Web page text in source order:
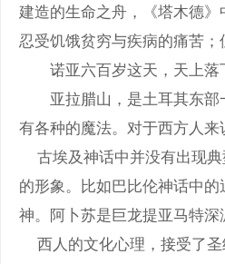
建造的生命之舟，《塔木德
忍受饥饿贫穷与疾病的痛苦
诺亚六百岁这天，天上落下
亚拉腊山，是土耳其东部一
有各种的魔法。对于西方人
古埃及神话中并没有出
的形象。比如巴比伦神话中
神。阿卜苏是巨龙提亚马特深
西人的文化心理，接受了圣